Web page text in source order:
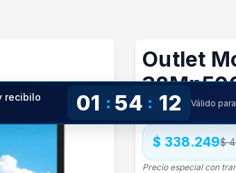
Outlet
En stock
$
$ 338.249
Precio especial con
recibilo
01 : 54 : 12 Válido